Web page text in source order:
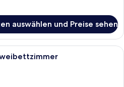
auswählen und Preise sehen
Ein ordentlich bezogenes Bett mit